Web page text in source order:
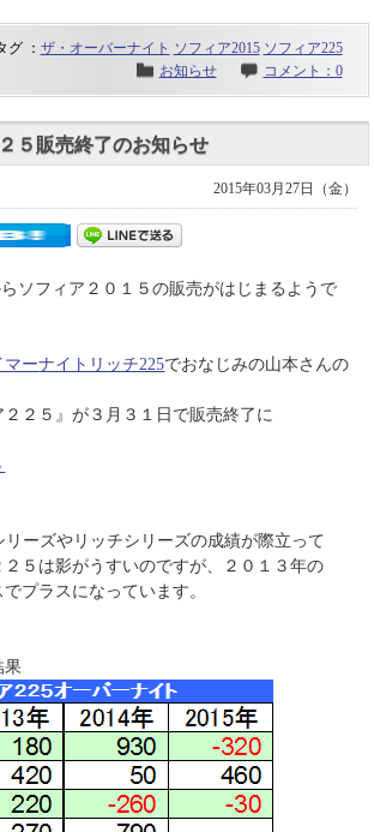
グ ： ザ・オーバーナイト ソフィア2015 ソフィア225
お知らせ
コメント：0
５販売終了のお知らせ
2015年03月27日（金）
ソフィア２０１５の販売がはじまるようで
マーナイトリッチ225でおなじみの山本さんの
２５』が３月３１日で販売終了に
リーズやリッチシリーズの成績が際立って
５は影がうすいのですが、２０１３年の
プラスになっています。
果